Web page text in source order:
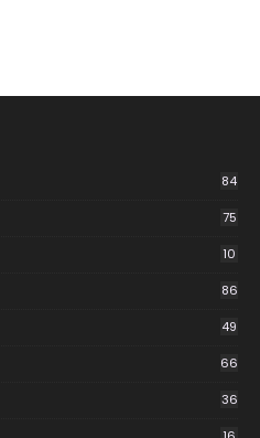
84
75
10
86
49
66
36